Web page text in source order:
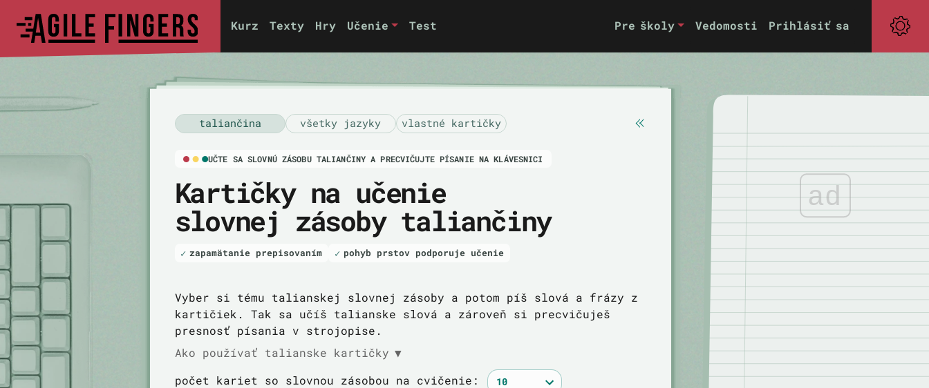
Kurz Texty Hry Učenie Test Pre školy Vedomosti Prihlásiť sa
taliančina všetky jazyky vlastné kartičky
UČTE SA SLOVNÚ ZÁSOBU TALIANČINY A PRECVIČUJTE PÍSANIE NA KLÁVESNICI
Kartičky na učenie
slovnej zásoby taliančiny
zapamätanie prepisovaním pohyb prstov podporuje učenie
Vyber si tému talianskej slovnej zásoby a potom píš slová a frázy z
kartičiek. Tak sa učíš talianske slová a zároveň si precvičuješ
presnosť písania v strojopise.
Ako používať talianske kartičky ▼
počet kariet so slovnou zásobou na cvičenie:
ad